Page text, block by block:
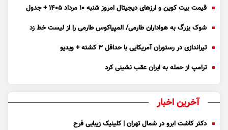
قیمت بیت کوین و ارز‌های دیجیتال امروز شنبه ۱۰ مرداد ۱۴۰۵ + جدول
شوک بزرگ به هواداران طارمی/ المپیاکوس طارمی را از لیست خط زد
تیراندازی در رستوران آمریکایی با حداقل ۳ کشته + ویدیو
ترامپ از حمله به ایران عقب نشینی کرد
آخرین اخبار
دکتر کاشت ابرو در شمال تهران | کلینیک زیبایی فرح